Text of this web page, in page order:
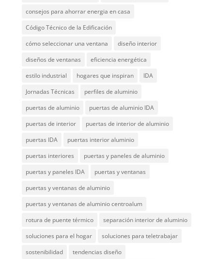
consejos para ahorrar energia en casa
Código Técnico de la Edificación
cómo seleccionar una ventana
diseño interior
diseños de ventanas
eficiencia energética
estilo industrial
hogares que inspiran
IDA
Jornadas Técnicas
perfiles de aluminio
puertas de aluminio
puertas de aluminio IDA
puertas de interior
puertas de interior de aluminio
puertas IDA
puertas interior aluminio
puertas interiores
puertas y paneles de aluminio
puertas y paneles IDA
puertas y ventanas
puertas y ventanas de aluminio
puertas y ventanas de aluminio centroalum
rotura de puente térmico
separación interior de aluminio
soluciones para el hogar
soluciones para teletrabajar
sostenibilidad
tendencias diseño